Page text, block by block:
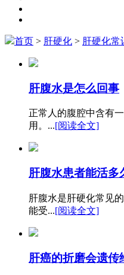
首页 > 肝硬化 > 肝硬化常
肝腹水是怎么回事
正常人的腹腔中含有
用。...[阅读全文]
肝腹水患者能活多
肝腹水是肝硬化常见
能受...[阅读全文]
肝癌的折磨会遗传